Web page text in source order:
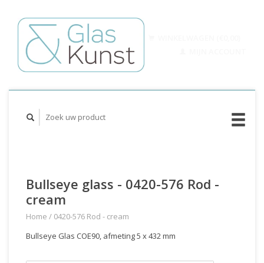
Bullseye glass - 0420-576 Rod -
cream
Home / 0420-576 Rod - cream
Bullseye Glas COE90, afmeting 5 x 432 mm